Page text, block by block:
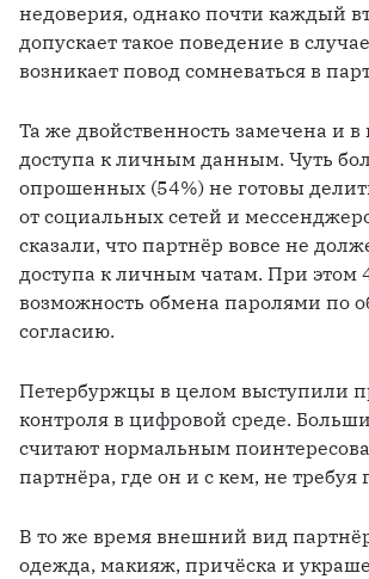
недоверия, однако почти каждый
допускает такое поведение в
возникает повод сомневаться в
Та же двойственность замечена и в
доступа к личным данным. Чуть
опрошенных (54%) не готовы
от социальных сетей и
сказали, что партнёр вовсе не
доступа к личным чатам. При этом
возможность обмена паролями по
согласию.
Петербуржцы в целом выступили
контроля в цифровой среде.
считают нормальным
партнёра, где он и с кем, не требуя
В то же время внешний вид
одежда, макияж, причёска и